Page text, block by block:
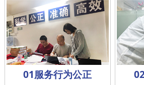
01服务行为公正